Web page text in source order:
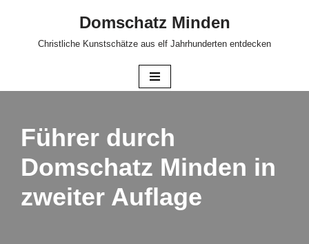
Domschatz Minden
Christliche Kunstschätze aus elf Jahrhunderten entdecken
Führer durch
Domschatz Minden in
zweiter Auflage